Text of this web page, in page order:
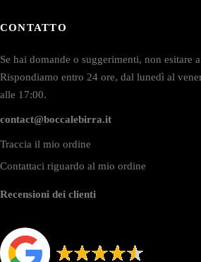
CONTATTO
Se hai domande o suggerimenti, non esitare
Rispondiamo entro 24 ore, dal lunedì al
alle 17:00.
contact@boccalebirra.it
Traccia il mio ordine
Contattaci riguardo al mio ordine
Recensioni dei clienti